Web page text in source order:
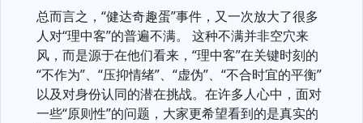
总而言之，“健达奇趣蛋”事件，又一次放大了很多
人对“理中客”的普遍不满。 这种不满并非空穴来
风，而是源于在他们看来，“理中客”在关键时刻的
“不作为”、“压抑情绪”、“虚伪”、“不合时宜的平衡”
以及对身份认同的潜在挑战。在许多人心中，面对
一些“原则性”的问题，大家更希望看到的是真实的